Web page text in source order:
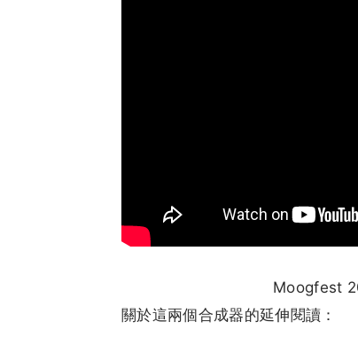
Moogfest
關於這兩個合成器的延伸閱讀：